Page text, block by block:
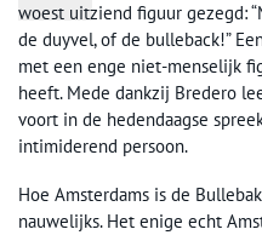
woest uitziend figuur gezegd:
de duyvel, of de bulleback!”
met een enge niet-menselijk
heeft. Mede dankzij Bredero
voort in de hedendaagse
intimiderend persoon.
Hoe Amsterdams is de
nauwelijks. Het enige echt